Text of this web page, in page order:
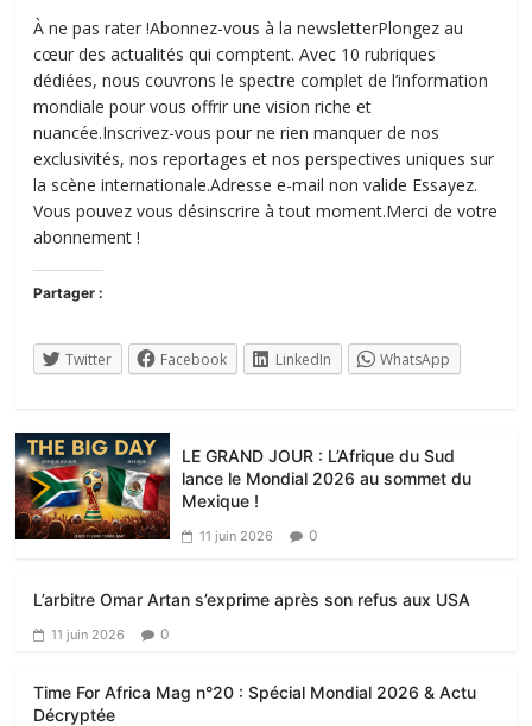
À ne pas rater !Abonnez-vous à la newsletterPlongez au
cœur des actualités qui comptent. Avec 10 rubriques
dédiées, nous couvrons le spectre complet de l’information
mondiale pour vous offrir une vision riche et
nuancée.Inscrivez-vous pour ne rien manquer de nos
exclusivités, nos reportages et nos perspectives uniques sur
la scène internationale.Adresse e-mail non valide Essayez.
Vous pouvez vous désinscrire à tout moment.Merci de votre
abonnement !
Partager :
Twitter Facebook LinkedIn WhatsApp
LE GRAND JOUR : L’Afrique du Sud
lance le Mondial 2026 au sommet du
Mexique !
11 juin 2026 0
L’arbitre Omar Artan s’exprime après son refus aux USA
11 juin 2026 0
Time For Africa Mag n°20 : Spécial Mondial 2026 & Actu
Décryptée